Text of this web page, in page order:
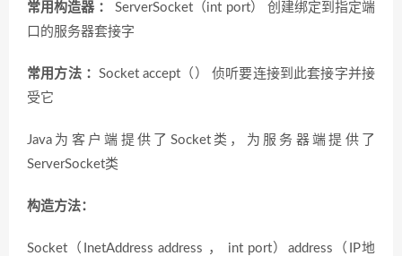
常用构造器 ：
ServerSocket（int port） 创建绑定到指定端
口的服务器套接字
常用方法 ：Socket accept（） 侦听要连接到此套接字并接
受它
Java为客户端提供了Socket类，为服务器端提供了
ServerSocket类
构造方法：
Socket（InetAddress address ， int port）address（IP地